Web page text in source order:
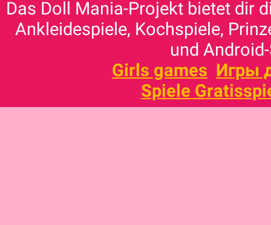
Das Doll Mania-Projekt bietet dir
Ankleidespiele, Kochspiele,
und
Girls games Игры
Spiele